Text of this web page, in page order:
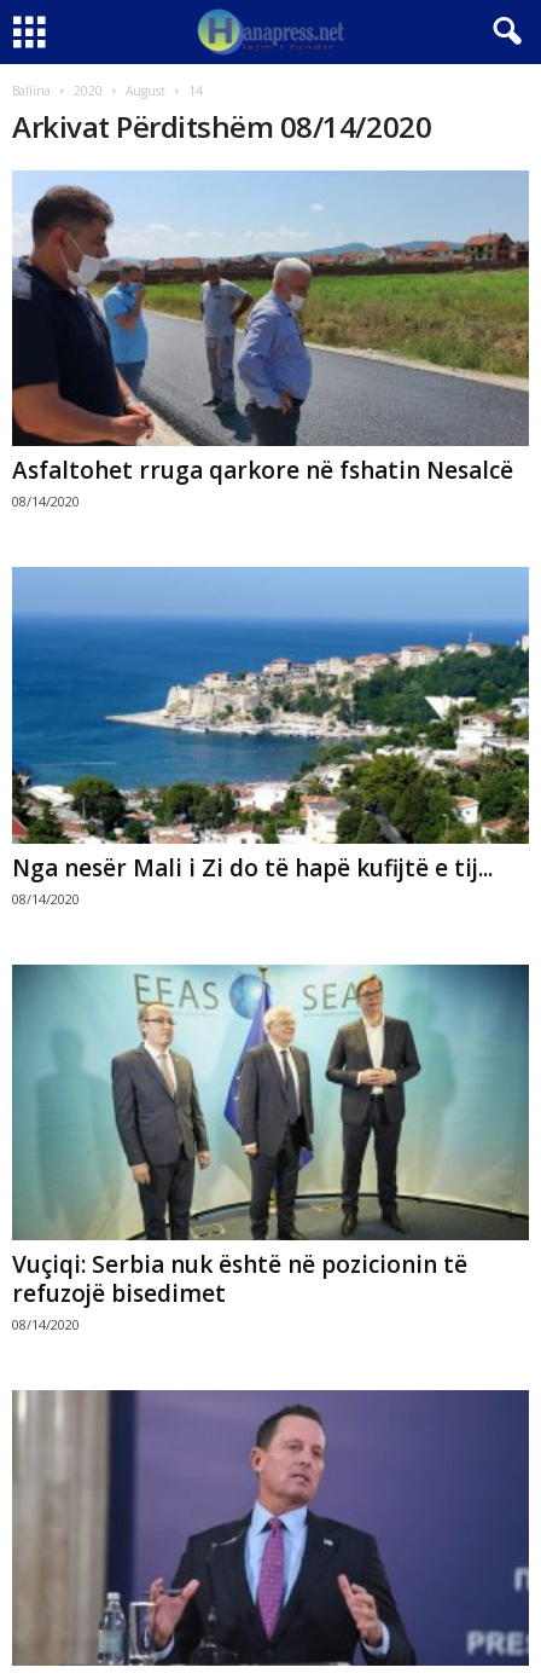
Ballina 2020 August 14
Arkivat Përditshëm 08/14/2020
Asfaltohet rruga qarkore në fshatin Nesalcë
08/14/2020
Nga nesër Mali i Zi do të hapë kufijtë e tij...
08/14/2020
Vuçiqi: Serbia nuk është në pozicionin të
refuzojë bisedimet
08/14/2020